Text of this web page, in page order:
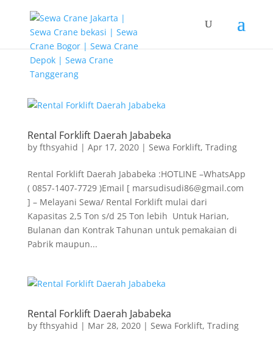
Rental Forklift Daerah Jababeka
by fthsyahid | Apr 17, 2020| Sewa Forklift, Trading
Rental Forklift Daerah Jababeka :HOTLINE –WhatsApp
( 0857-1407-7729 )Email [ marsudisudi86@gmail.com
] – Melayani Sewa/ Rental Forklift mulai dari
Kapasitas 2,5 Ton s/d 25 Ton lebih Untuk Harian,
Bulanan dan Kontrak Tahunan untuk pemakaian di
Pabrik maupun...
Rental Forklift Daerah Jababeka
by fthsyahid | Mar 28, 2020| Sewa Forklift, Trading